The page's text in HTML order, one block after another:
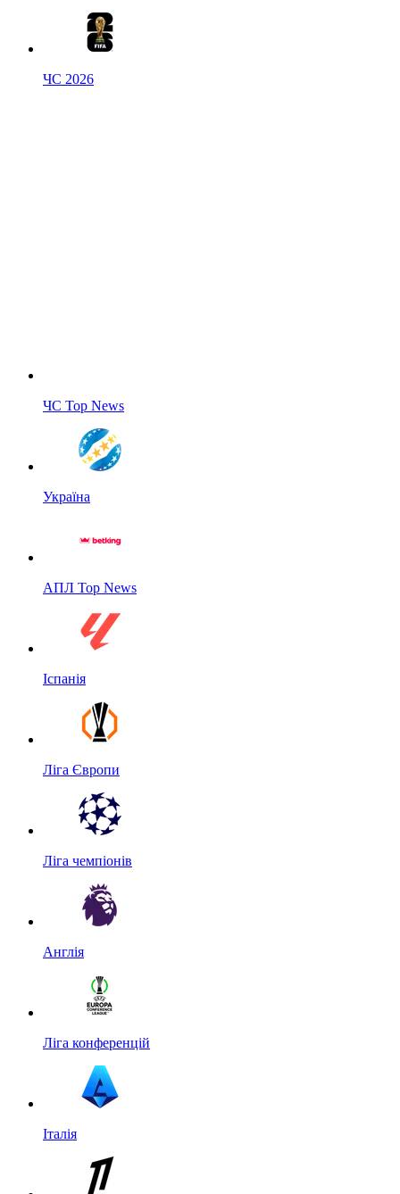
ЧС 2026
ЧС Top News
Україна
АПЛ Top News
Іспанія
Ліга Європи
Ліга чемпіонів
Англія
Ліга конференцій
Італія